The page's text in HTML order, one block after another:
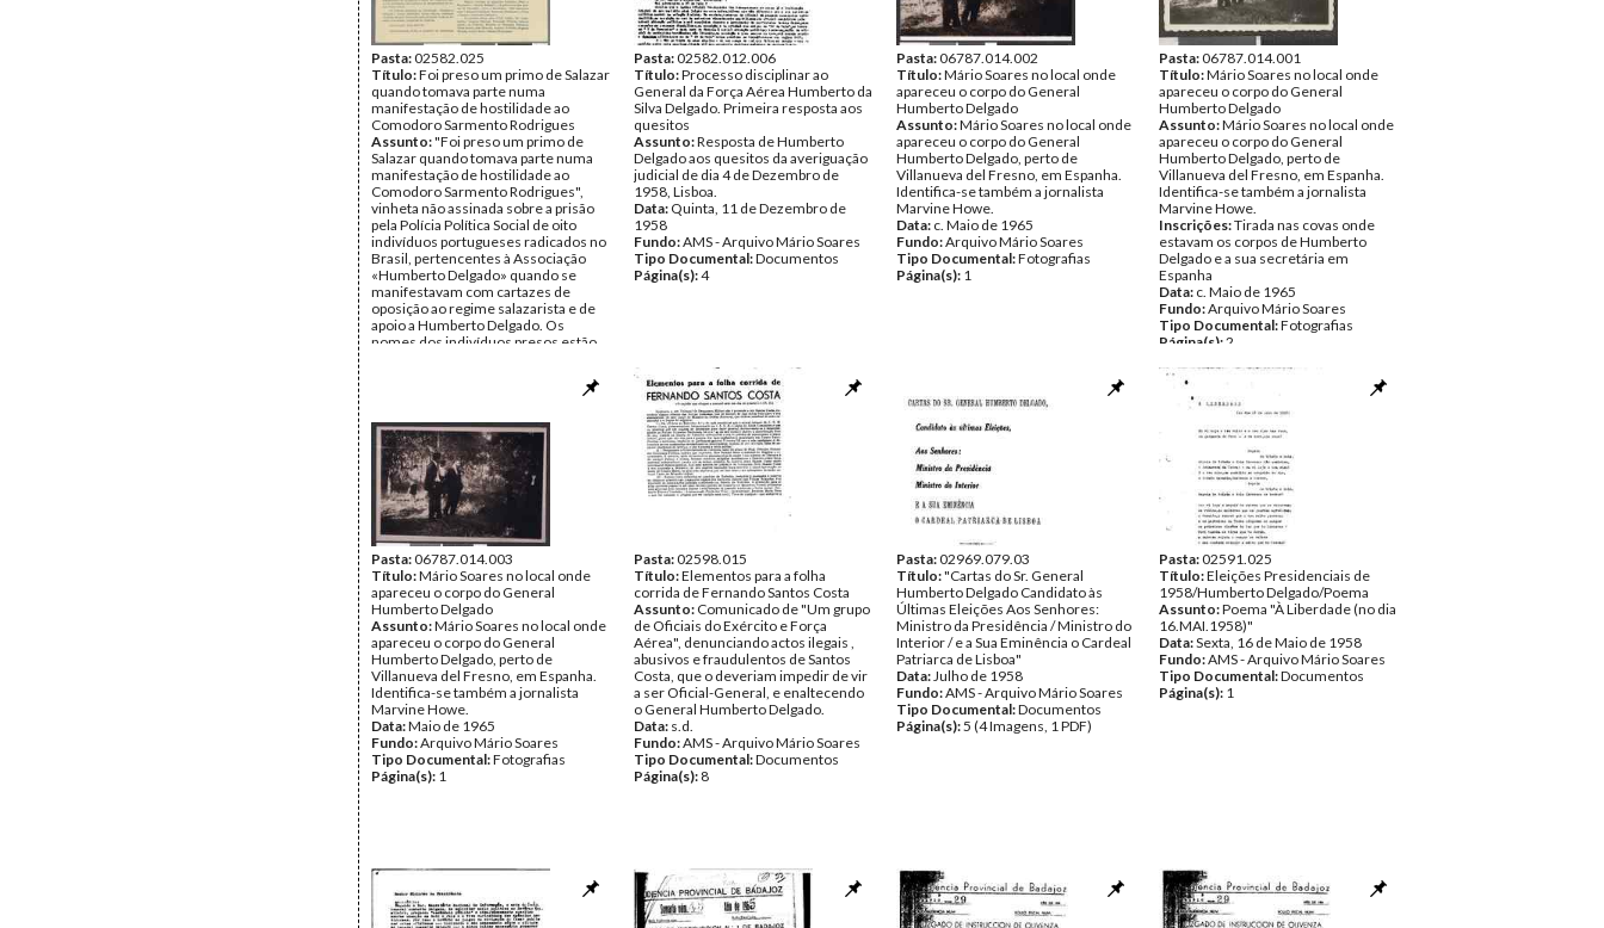
Pasta:02582.025
Título:Foi preso um primo de Salazar
quando tomava parte numa
manifestação de hostilidade ao
Comodoro Sarmento Rodrigues
Assunto:"Foi preso um primo de
Salazar quando tomava parte numa
manifestação de hostilidade ao
Comodoro Sarmento Rodrigues",
vinheta não assinada sobre a prisão
pela Polícia Política Social de oito
indivíduos portugueses radicados no
Brasil, pertencentes à Associação
«Humberto Delgado» quando se
manifestavam com cartazes de
oposição ao regime salazarista e de
apoio a Humberto Delgado. Os
nomes dos indivíduos presos estão
AMS - Arquivo Mário Soares
Página(s):1
Pasta:02582.012.006
Título:Processo disciplinar ao
General da Força Aérea Humberto da
Silva Delgado. Primeira resposta aos
quesitos
Assunto:Resposta de Humberto
Delgado aos quesitos da averiguação
judicial de dia 4 de Dezembro de
1958, Lisboa.
Data: Quinta, 11 de Dezembro de
1958
Fundo:AMS - Arquivo Mário Soares
Tipo Documental:Documentos
Página(s):4
Pasta:06787.014.002
Título:Mário Soares no local onde
apareceu o corpo do General
Humberto Delgado
Assunto:Mário Soares no local onde
apareceu o corpo do General
Humberto Delgado, perto de
Villanueva del Fresno, em Espanha.
Identifica-se também a jornalista
Marvine Howe.
Data: c. Maio de 1965
Fundo:Arquivo Mário Soares
Tipo Documental:Fotografias
Página(s): 1
Pasta:06787.014.001
Título:Mário Soares no local onde
apareceu o corpo do General
Humberto Delgado
Assunto:Mário Soares no local onde
apareceu o corpo do General
Humberto Delgado, perto de
Villanueva del Fresno, em Espanha.
Identifica-se também a jornalista
Marvine Howe.
Inscrições:Tirada nas covas onde
estavam os corpos de Humberto
Delgado e a sua secretária em
Espanha
Data: c. Maio de 1965
Fundo:Arquivo Mário Soares
Tipo Documental:Fotografias
Página(s):2
Pasta:06787.014.003
Título:Mário Soares no local onde
apareceu o corpo do General
Humberto Delgado
Assunto:Mário Soares no local onde
apareceu o corpo do General
Humberto Delgado, perto de
Villanueva del Fresno, em Espanha.
Identifica-se também a jornalista
Marvine Howe.
Data:Maio de 1965
Fundo:Arquivo Mário Soares
Tipo Documental:Fotografias
Página(s): 1
Pasta:02598.015
Título:Elementos para a folha
corrida de Fernando Santos Costa
Assunto: Comunicado de "Um grupo
de Oficiais do Exército e Força
Aérea", denunciando actos ilegais ,
abusivos e fraudulentos de Santos
Costa, que o deveriam impedir de vir
a ser Oficial-General, e enaltecendo
o General Humberto Delgado.
Data: s.d.
Fundo:AMS - Arquivo Mário Soares
Tipo Documental:Documentos
Página(s): 8
Pasta:02969.079.03
Título:"Cartas do Sr. General
Humberto Delgado Candidato às
Últimas Eleições Aos Senhores:
Ministro da Presidência / Ministro do
Interior / e a Sua Eminência o Cardeal
Patriarca de Lisboa"
Data:Julho de 1958
Fundo:AMS - Arquivo Mário Soares
Tipo Documental:Documentos
Página(s):5 (4 Imagens, 1 PDF)
Pasta:02591.025
Título:Eleições Presidenciais de
1958/Humberto Delgado/Poema
Assunto:Poema "À Liberdade (no dia
16.MAI.1958)"
Data:Sexta, 16 de Maio de 1958
Fundo:AMS - Arquivo Mário Soares
Tipo Documental:Documentos
Página(s): 1